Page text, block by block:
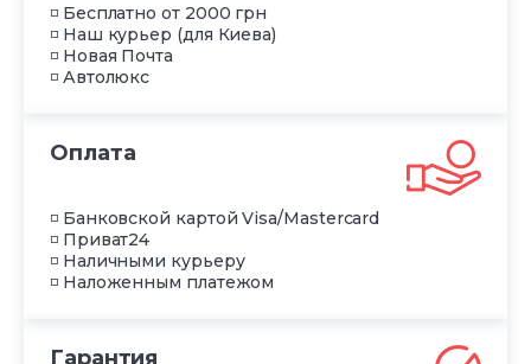
◽ Бесплатно от 2000 грн
◽ Наш курьер (для Киева)
◽ Новая Почта
◽ Автолюкс
Оплата
◽ Банковской картой Visa/Mastercard
◽ Приват24
◽ Наличными курьеру
◽ Наложенным платежом
Гарантия